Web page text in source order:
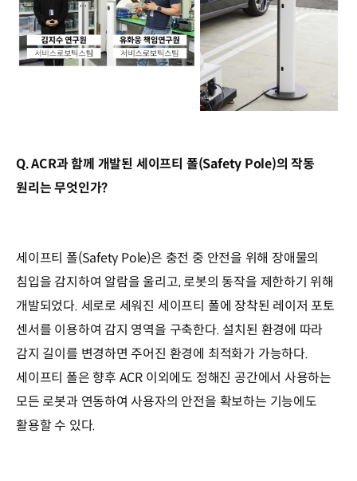
Q. ACR과 함께 개발된 세이프티 폴(Safety Pole)의 작동
원리는 무엇인가?
세이프티 폴(Safety Pole)은 충전 중 안전을 위해 장애물의
침입을 감지하여 알람을 울리고, 로봇의 동작을 제한하기 위해
개발되었다. 세로로 세워진 세이프티 폴에 장착된 레이저 포토
센서를 이용하여 감지 영역을 구축한다. 설치된 환경에 따라
감지 길이를 변경하면 주어진 환경에 최적화가 가능하다.
세이프티 폴은 향후 ACR 이외에도 정해진 공간에서 사용하는
모든 로봇과 연동하여 사용자의 안전을 확보하는 기능에도
활용할 수 있다.